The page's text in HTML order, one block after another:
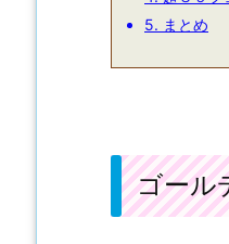
5. まとめ
ゴール